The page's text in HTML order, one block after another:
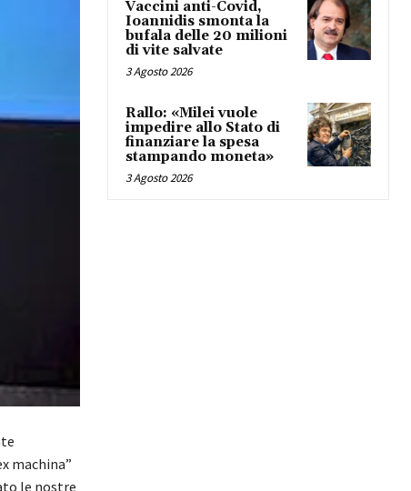
machina”
le nostre
Vaccini anti-Covid,
Ioannidis smonta la
bufala delle 20 milioni
di vite salvate
3 Agosto 2026
Rallo: «Milei vuole
impedire allo Stato di
finanziare la spesa
stampando moneta»
3 Agosto 2026